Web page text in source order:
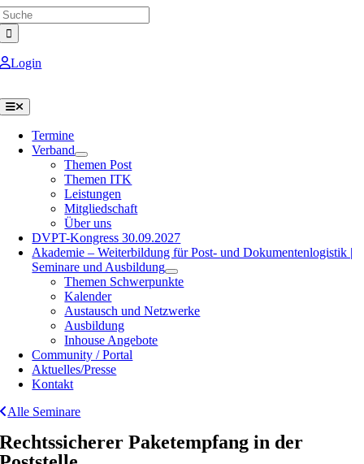
Skip
to
content
Login
Toggle
Navigation
Termine
Verband
Themen Post
Themen ITK
Leistungen
Mitgliedschaft
Über uns
DVPT-Kongress 30.09.2027
Akademie – Weiterbildung für Post- und Dokumentenlogistik |
Seminare und Ausbildung
Themen Schwerpunkte
Kalender
Austausch und Netzwerke
Ausbildung
Inhouse Angebote
Community / Portal
Aktuelles/Presse
Kontakt
Alle Seminare
Rechtssicherer Paketempfang in der